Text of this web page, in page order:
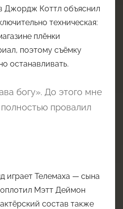
Джордж Коттл объяснил
техническая:
плёнки
поэтому съёмку
останавливать.
богу». До этого мне
полностью провалил
играет Телемаха — сына
Мэтт Деймон
состав также